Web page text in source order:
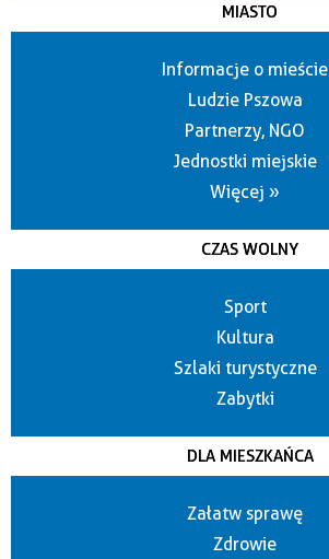
MIASTO
Informacje o mieście
Ludzie Pszowa
Partnerzy, NGO
Jednostki miejskie
Więcej »
CZAS WOLNY
Sport
Kultura
Szlaki turystyczne
Zabytki
DLA MIESZKAŃCA
Załatw sprawę
Zdrowie